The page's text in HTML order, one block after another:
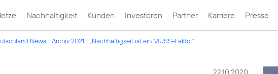
Nachhaltigkeit Kunden Investoren Partner Karriere Presse
News Archiv 2021 „Nachhaltigkeit ist ein MUSS-Faktor“
22.10.2020